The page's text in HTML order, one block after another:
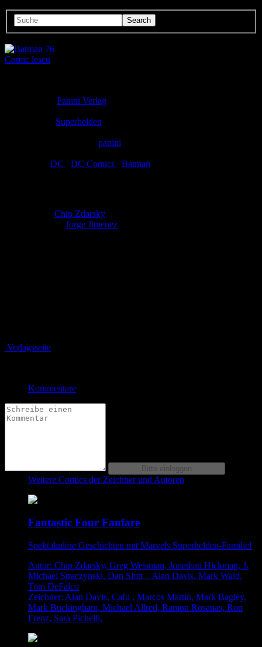
Comic lesen
Panini Verlag
Superhelden
panini
DC DC Comics Batman
Chip Zdarsky
Jorge Jimenez
Verlagsseite
Kommentare
Weitere Comics der Zeichner und Autoren
Fantastic Four Fanfare
Spektakuläre Geschichten mit Marvels Superhelden-Familie!
Autor: Chip Zdarsky, Greg Weisman, Jonathan Hickman, J.
Michael Straczynski, Dan Slott, , Alan Davis, Mark Waid,
Tom DeFalco
Zeichner: Alan Davis, Cafu , Marcos Martin, Mark Bagley,
Mark Buckingham, Michael Allred, Ramon Rosanas, Ron
Frenz, Sara Pichelli,